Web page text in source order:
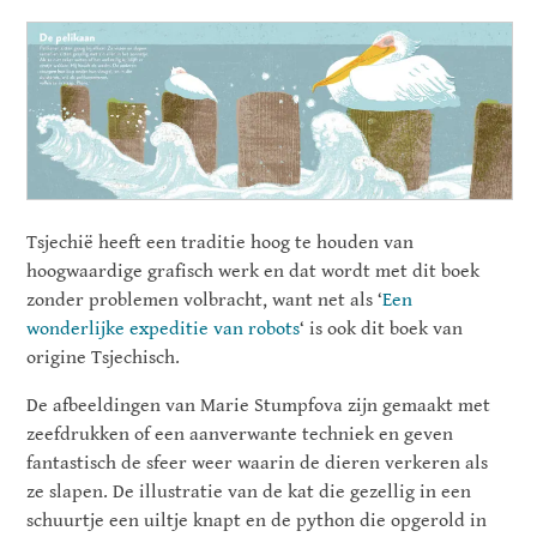
Tsjechië heeft een traditie hoog te houden van
hoogwaardige grafisch werk en dat wordt met dit boek
zonder problemen volbracht, want net als ‘Een
wonderlijke expeditie van robots‘ is ook dit boek van
origine Tsjechisch.
De afbeeldingen van Marie Stumpfova zijn gemaakt met
zeefdrukken of een aanverwante techniek en geven
fantastisch de sfeer weer waarin de dieren verkeren als
ze slapen. De illustratie van de kat die gezellig in een
schuurtje een uiltje knapt en de python die opgerold in